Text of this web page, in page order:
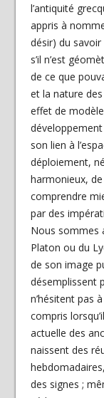
l’antiquité
appris à
désir) du savoir
s’il n’est
de ce que
et la nature
effet de
son lien à
déploiement,
harmonieux,
comprendre
par des
Nous sommes
Platon ou du
de son image
désemplissent
n’hésitent pas
compris
actuelle des
naissent des
des signes ;